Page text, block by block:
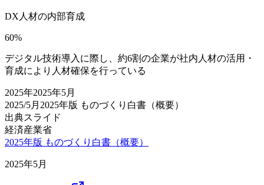
DX人材の内部育成
60%
デジタル技術導入に際し、約6割の企業が社内人材の活用・
育成により人材確保を行っている
2025年2025年5月
2025/5月 2025年版 ものづくり白書（概要）
出典スライド
経済産業省
2025年版 ものづくり白書（概要）
2025年5月